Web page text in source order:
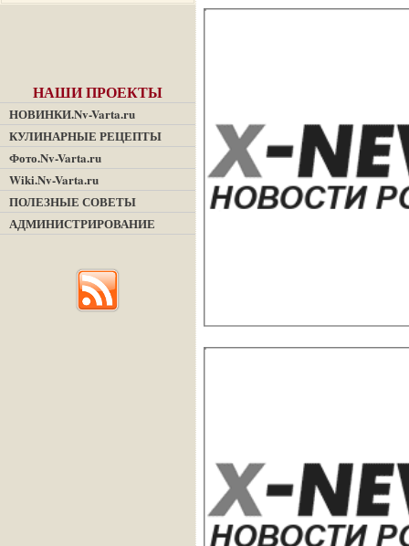
НАШИ ПРОЕКТЫ
НОВИНКИ.Nv-Varta.ru
КУЛИНАРНЫЕ РЕЦЕПТЫ
Фото.Nv-Varta.ru
Wiki.Nv-Varta.ru
ПОЛЕЗНЫЕ СОВЕТЫ
АДМИНИСТРИРОВАНИЕ